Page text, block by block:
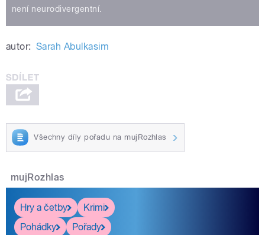
není neurodivergentní.
autor: Sarah Abulkasim
Všechny díly pořadu na mujRozhlas
mujRozhlas
Hry a četby
Krimi
Pohádky
Pořady